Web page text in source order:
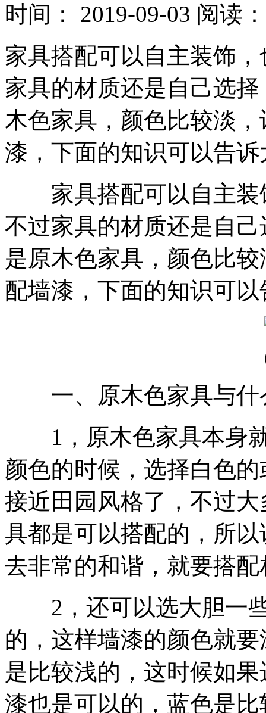
时间： 2019-09-03 阅读
家具搭配可以自主装饰
家具的材质还是自己选
木色家具，颜色比较淡
漆，下面的知识可以告
家具搭配可以自主装
不过家具的材质还是自
是原木色家具，颜色比
配墙漆，下面的知识可
一、原木色家具与什
1，原木色家具本身就
颜色的时候，选择白色
接近田园风格了，不过
具都是可以搭配的，所
去非常的和谐，就要搭
2，还可以选大胆一些
的，这样墙漆的颜色就
是比较浅的，这时候如
漆也是可以的，蓝色是